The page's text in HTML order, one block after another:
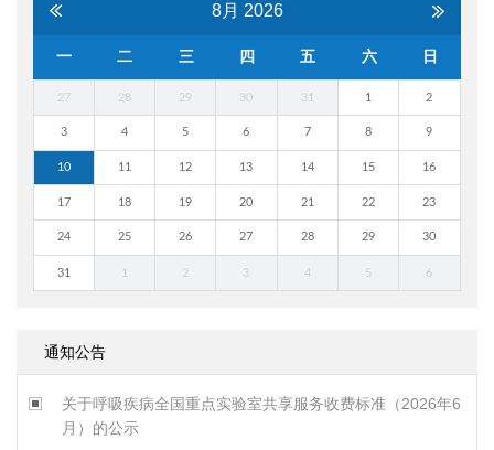
8月 2026
一 二 三 四 五 六 日
27 28 29 30 31 1 2
3 4 5 6 7 8 9
10 11 12 13 14 15 16
17 18 19 20 21 22 23
24 25 26 27 28 29 30
31 1 2 3 4 5 6
通知公告
关于呼吸疾病全国重点实验室共享服务收费标准（2026年6
月）的公示